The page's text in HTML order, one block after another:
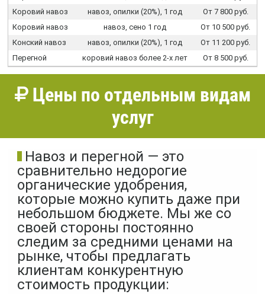
Коровий навоз
навоз, опилки (20%), 1 год
От 7 800 руб.
Коровий навоз
навоз, сено 1 год
От 10 500 руб.
Конский навоз
навоз, опилки (20%), 1 год
От 11 200 руб.
Перегной
коровий навоз более 2-х лет От 8 500 руб.
Цены по отдельным видам
услуг
Навоз и перегной — это
сравнительно недорогие
органические удобрения,
которые можно купить даже при
небольшом бюджете. Мы же со
своей стороны постоянно
следим за средними ценами на
рынке, чтобы предлагать
клиентам конкурентную
стоимость продукции: